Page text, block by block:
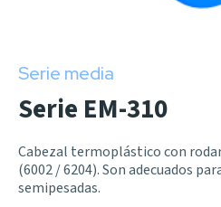
Serie media
Serie EM-310
Cabezal termoplástico con
(6002 / 6204). Son adecuados
semipesadas.